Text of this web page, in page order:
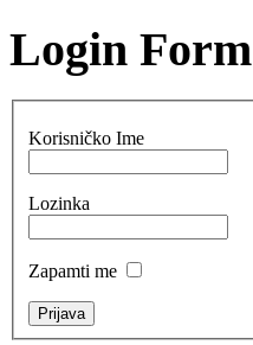
Login Form
Korisničko Ime
Lozinka
Zapamti me